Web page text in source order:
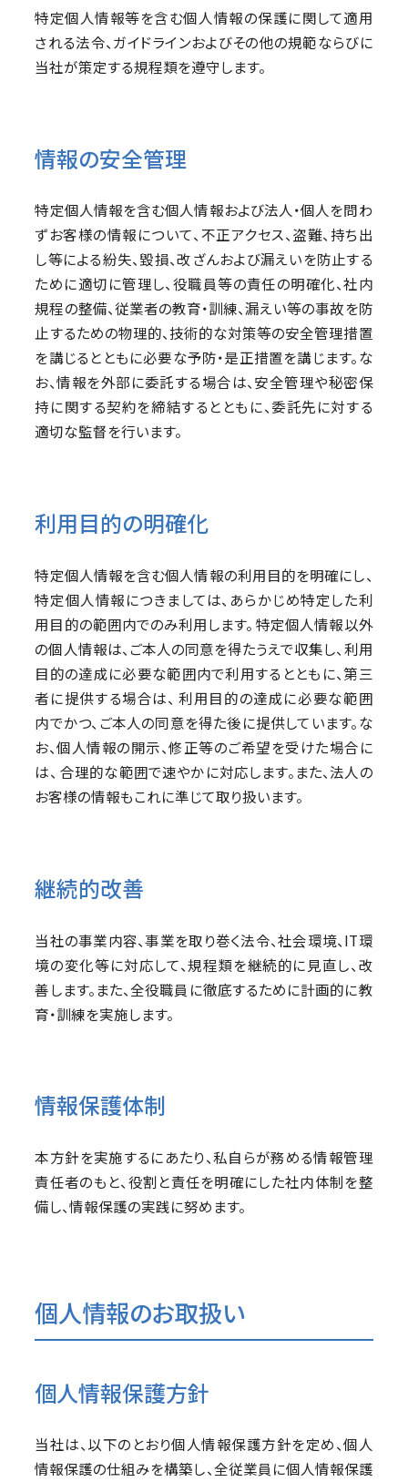
特定個人情報等を含む個人情報の保護に関して適用
される法令、ガイドラインおよびその他の規範ならびに
当社が策定する規程類を遵守します。
情報の安全管理
特定個人情報を含む個人情報および法人・個人を問わ
ずお客様の情報について、不正アクセス、盗難、持ち出
し等による紛失、毀損、改ざんおよび漏えいを防止する
ために適切に管理し、役職員等の責任の明確化、社内
規程の整備、従業者の教育・訓練、漏えい等の事故を防
止するための物理的、技術的な対策等の安全管理措置
を講じるとともに必要な予防・是正措置を講じます。な
お、情報を外部に委託する場合は、安全管理や秘密保
持に関する契約を締結するとともに、委託先に対する
適切な監督を行います。
利用目的の明確化
特定個人情報を含む個人情報の利用目的を明確にし、
特定個人情報につきましては、あらかじめ特定した利
用目的の範囲内でのみ利用します。 特定個人情報以外
の個人情報は、ご本人の同意を得たうえで収集し、利用
目的の達成に必要な範囲内で利用するとともに、第三
者に提供する場合は、 利用目的の達成に必要な範囲
内でかつ、ご本人の同意を得た後に提供しています。な
お、個人情報の開示、修正等のご希望を受けた場合に
は、 合理的な範囲で速やかに対応します。また、法人の
お客様の情報もこれに準じて取り扱います。
継続的改善
当社の事業内容、事業を取り巻く法令、社会環境、IT環
境の変化等に対応して、規程類を継続的に見直し、改
善します。また、全役職員に徹底するために計画的に教
育・訓練を実施します。
情報保護体制
本方針を実施するにあたり、私自らが務める情報管理
責任者のもと、役割と責任を明確にした社内体制を整
備し、情報保護の実践に努めます。
個人情報のお取扱い
個人情報保護方針
当社は、以下のとおり個人情報保護方針を定め、個人
情報保護の仕組みを構築し、全従業員に個人情報保護